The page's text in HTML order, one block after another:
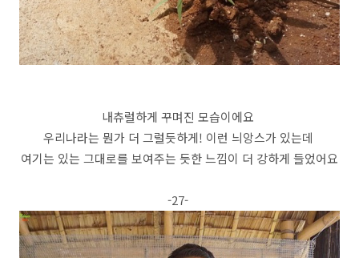
내츄럴하게 꾸며진 모습이에요
우리나라는 뭔가 더 그럴듯하게! 이런 늬앙스가 있는데
여기는 있는 그대로를 보여주는 듯한 느낌이 더 강하게 들었어요
-27-